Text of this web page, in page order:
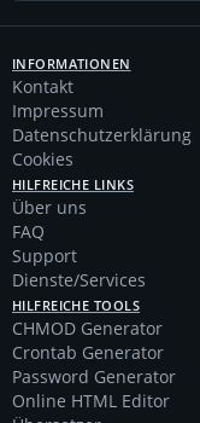
INFORMATIONEN
Kontakt
Impressum
Datenschutzerklärung
Cookies
HILFREICHE LINKS
Über uns
FAQ
Support
Dienste/Services
HILFREICHE TOOLS
CHMOD Generator
Crontab Generator
Password Generator
Online HTML Editor